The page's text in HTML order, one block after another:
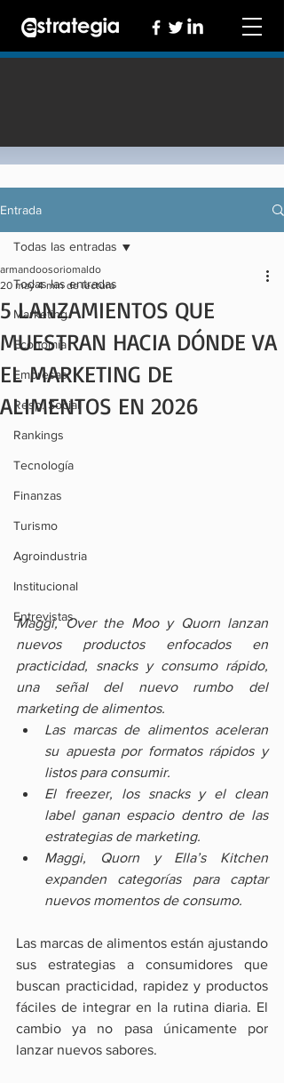
Entrada
Todas las entradas
Marketing
Economía
Empresas
Resp. Social
Rankings
Tecnología
Finanzas
Turismo
Agroindustria
Institucional
Entrevistas
Todas las entradas
5 LANZAMIENTOS QUE
MUESTRAN HACIA DÓNDE VA
EL MARKETING DE
ALIMENTOS EN 2026
armandoosoriomaldo
20 may 4 min de lectura
Maggi, Over the Moo y Quorn lanzan
nuevos productos enfocados en
practicidad, snacks y consumo rápido,
una señal del nuevo rumbo del
marketing de alimentos.
Las marcas de alimentos aceleran
su apuesta por formatos rápidos y
listos para consumir.
El freezer, los snacks y el clean
label ganan espacio dentro de las
estrategias de marketing.
Maggi, Quorn y Ella’s Kitchen
expanden categorías para captar
nuevos momentos de consumo.
Las marcas de alimentos están ajustando
sus estrategias a consumidores que
buscan practicidad, rapidez y productos
fáciles de integrar en la rutina diaria. El
cambio ya no pasa únicamente por
lanzar nuevos sabores.